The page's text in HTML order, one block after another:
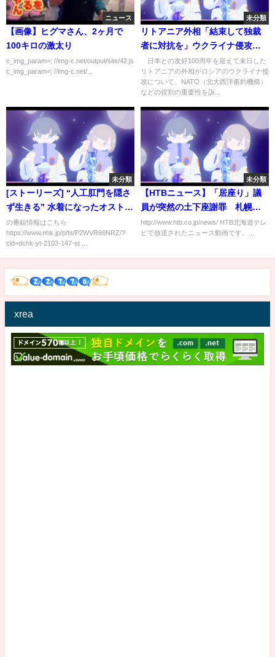
ニュース
【画像】ヒグマさん、2ヶ月で
100キロの激太り
c_img_param=; //img-c.net/output/site/42.js
c_img_param=; //img-c.net/...
未分類
リトアニア外相「結束して独裁
者に対抗を」ウクライナ侵攻で
NATOなど役割の重要性訴え
(2022年6月7日)
日本との友好100周年を迎えて来日した
リトアニアの外相がロシアのウクライナ侵
攻について、NATO（北大西洋条約機構）
などの役割の重要性を訴...
未分類
[ストーリーズ] “人工肛門を隠さ
ず生きる” 水着になったオストメ
イト | NHK
の番組情報はこちら
https://www.nhk.jp/p/ts/P2WVR66NRZ/?
cid=dchk-yt-2103-147-st ...
未分類
【HTBニュース】「居座り」議
員が突然の土下座謝罪 札幌市
議会
http://www.htb.co.jp/news/ HTB北海道テレ
ビで放送されたニュース動画です。...
xrea